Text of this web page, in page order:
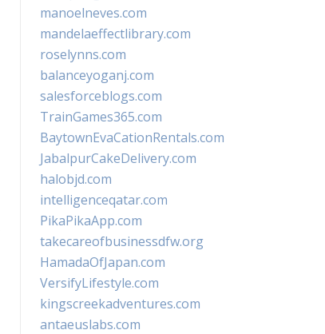
manoelneves.com
mandelaeffectlibrary.com
roselynns.com
balanceyoganj.com
salesforceblogs.com
TrainGames365.com
BaytownEvaCationRentals.com
JabalpurCakeDelivery.com
halobjd.com
intelligenceqatar.com
PikaPikaApp.com
takecareofbusinessdfw.org
HamadaOfJapan.com
VersifyLifestyle.com
kingscreekadventures.com
antaeuslabs.com